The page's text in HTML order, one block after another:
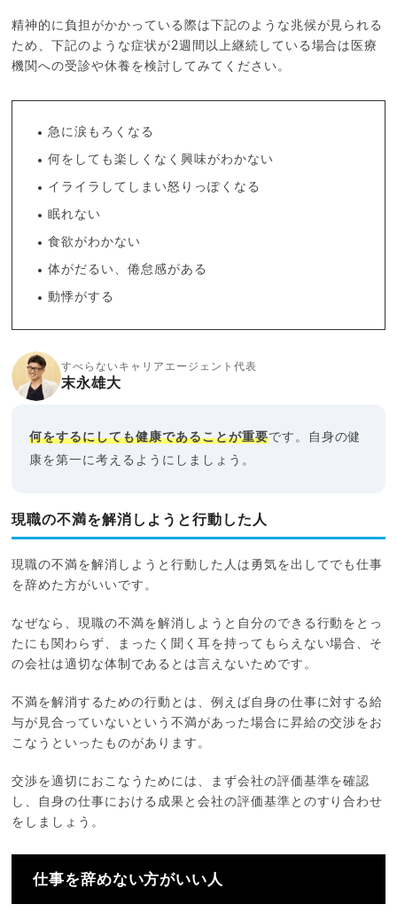
精神的に負担がかかっている際は下記のような兆候が見られる
ため、下記のような症状が2週間以上継続している場合は医療
機関への受診や休養を検討してみてください。
急に涙もろくなる
何をしても楽しくなく興味がわかない
イライラしてしまい怒りっぽくなる
眠れない
食欲がわかない
体がだるい、倦怠感がある
動悸がする
すべらないキャリアエージェント代表
末永雄大
何をするにしても健康であることが重要です。自身の健
康を第一に考えるようにしましょう。
現職の不満を解消しようと行動した人
現職の不満を解消しようと行動した人は勇気を出してでも仕事
を辞めた方がいいです。
なぜなら、現職の不満を解消しようと自分のできる行動をとっ
たにも関わらず、まったく聞く耳を持ってもらえない場合、そ
の会社は適切な体制であるとは言えないためです。
不満を解消するための行動とは、例えば自身の仕事に対する給
与が見合っていないという不満があった場合に昇給の交渉をお
こなうといったものがあります。
交渉を適切におこなうためには、まず会社の評価基準を確認
し、自身の仕事における成果と会社の評価基準とのすり合わせ
をしましょう。
仕事を辞めない方がいい人